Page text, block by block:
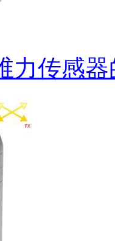
力传感